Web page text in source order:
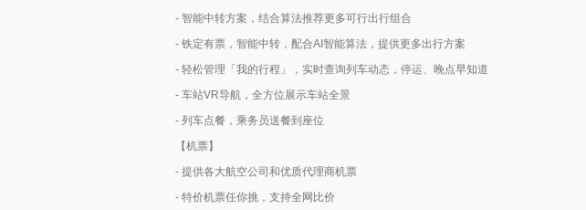
- 智能中转方案，结合算法推荐更多可行出行组合
- 铁定有票，智能中转，配合AI智能算法，提供更多出行方案
- 轻松管理「我的行程」，实时查询列车动态，停运、晚点早知道
- 车站VR导航，全方位展示车站全景
- 列车点餐，乘务员送餐到座位
【机票】
- 提供各大航空公司和优质代理商机票
- 特价机票任你挑，支持全网比价